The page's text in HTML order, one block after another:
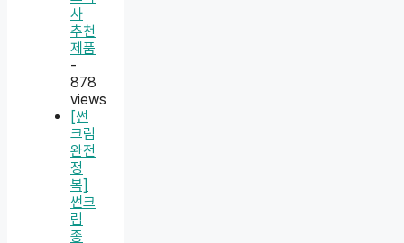
사
추천
제품
-
878
views
[썬
크림
완전
정
복]
썬크
림
종